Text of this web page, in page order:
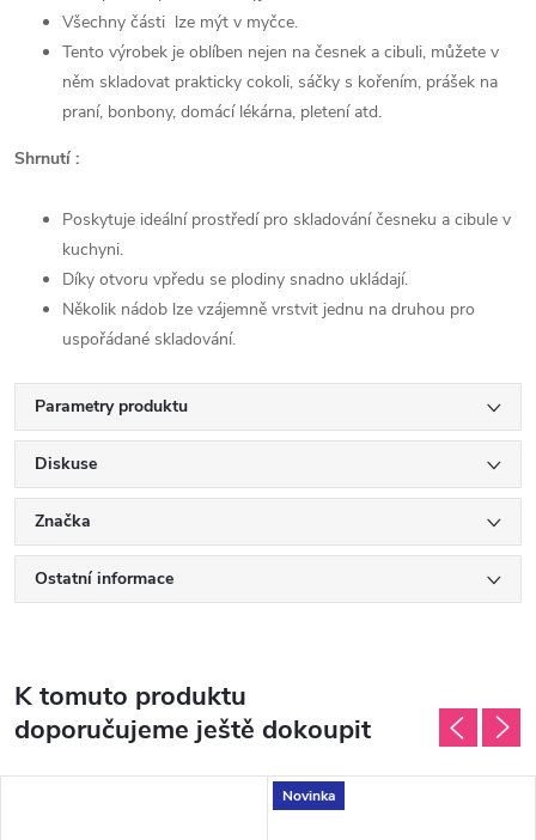
Všechny části lze mýt v myčce.
Tento výrobek je oblíben nejen na česnek a cibuli, můžete v
něm skladovat prakticky cokoli, sáčky s kořením, prášek na
praní, bonbony, domácí lékárna, pletení atd.
Shrnutí :
Poskytuje ideální prostředí pro skladování česneku a cibule v
kuchyni.
Díky otvoru vpředu se plodiny snadno ukládají.
Několik nádob lze vzájemně vrstvit jednu na druhou pro
uspořádané skladování.
Parametry produktu
Diskuse
Značka
Ostatní informace
K tomuto produktu
doporučujeme ještě dokoupit
Novinka